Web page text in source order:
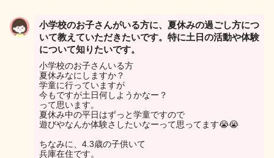
小学校のお子さんがいる方に、夏休みの過ごし方につ
いて教えていただきたいです。特に土日の活動や体験
について知りたいです。
小学校のお子さんいる方
夏休みなにしますか？
学童に行っていますが
今もですが土日何しようかなー？
って思います。
夏休み中の平日はずっと学童ですので
遊びやなんか体験さしたいなーって思ってます😭😭
ちなみに、4.3歳の子供いて
兵庫在住です。